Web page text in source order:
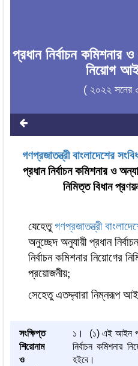
প্রধান নির্বাচন কমিশনার
নিয়োগ
( ২০২২ সনের
গণপ্রজাতন্ত্রী বাংলাদেশের
প্রধান নির্বাচন কমিশনার ও
নিমিত্ত বিধান
যেহেতুগণপ্রজাতন্ত্রী
অনুচ্ছেদ অনুযায়ী প্রধান
নির্বাচন কমিশনার নিয়োগের
প্রয়োজনীয়;
সেহেতু এতদ্দ্বারা নিম্নরূপ
সংক্ষিপ্ত
শিরোনাম
ও
১। (১) এই আইন
নির্বাচন কমিশনার
হইবে।